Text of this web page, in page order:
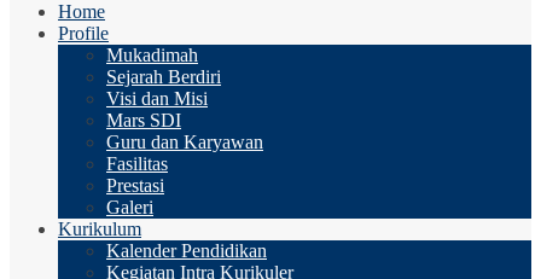
Home
Profile
Mukadimah
Sejarah Berdiri
Visi dan Misi
Mars SDI
Guru dan Karyawan
Fasilitas
Prestasi
Galeri
Kurikulum
Kalender Pendidikan
Kegiatan Intra Kurikuler